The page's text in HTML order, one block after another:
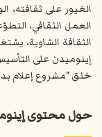
الغيور على ثقافته،
العمل الثقافي،
الثقافة الشاوية،
إينوميدن على
خلق "مشروع إعلام
حول محتوى